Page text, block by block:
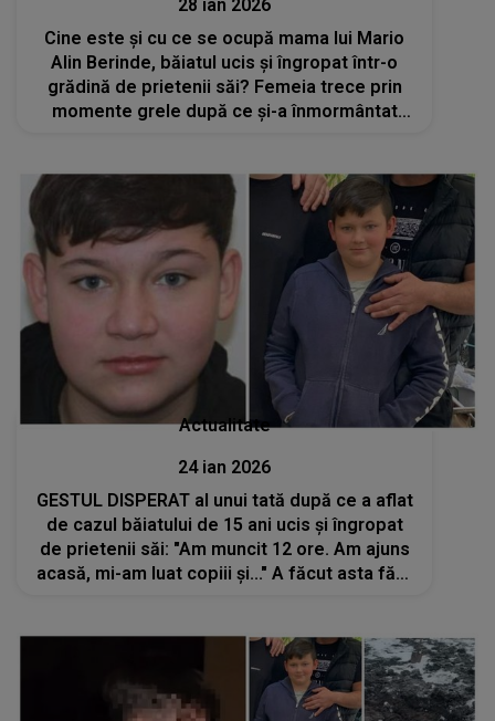
28 ian 2026
Cine este și cu ce se ocupă mama lui Mario
Alin Berinde, băiatul ucis și îngropat într-o
grădină de prietenii săi? Femeia trece prin
momente grele după ce și-a înmormântat
Actualitate
24 ian 2026
GESTUL DISPERAT al unui tată după ce a aflat
de cazul băiatului de 15 ani ucis și îngropat
de prietenii săi: "Am muncit 12 ore. Am ajuns
acasă, mi-am luat copiii și..." A făcut asta fără